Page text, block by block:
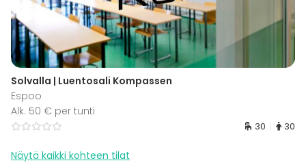
Solvalla | Luentosali Kompassen
Espoo
Alk. 50 € per tunti
30 30
Näytä kaikki kohteen tilat